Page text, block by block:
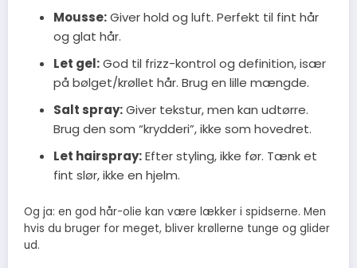
Mousse:Giver hold og luft. Perfekt til fint hår
og glat hår.
Let gel:God til frizz-kontrol og definition, især
på bølget/krøllet hår. Brug en lille mængde.
Salt spray:Giver tekstur, men kan udtørre.
Brug den som “krydderi”, ikke som hovedret.
Let hairspray:Efter styling, ikke før. Tænk et
fint slør, ikke en hjelm.
Og ja: en god hår-olie kan være lækker i spidserne. Men
hvis du bruger for meget, bliver krøllerne tunge og glider
ud.